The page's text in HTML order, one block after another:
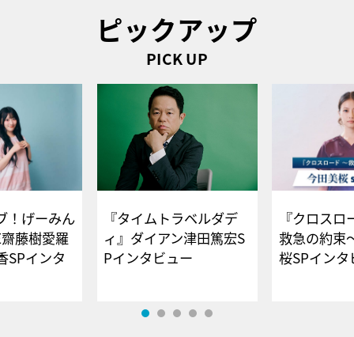
ピックアップ
PICK UP
！げーみん
藤樹愛羅
SPインタ
『タイムトラベルダデ
ィ』ダイアン津田篤宏S
Pインタビュー
『クロス
救急の約束
桜SPイ